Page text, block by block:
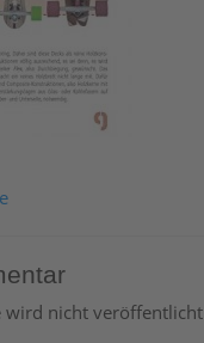
wird nicht veröffentlicht